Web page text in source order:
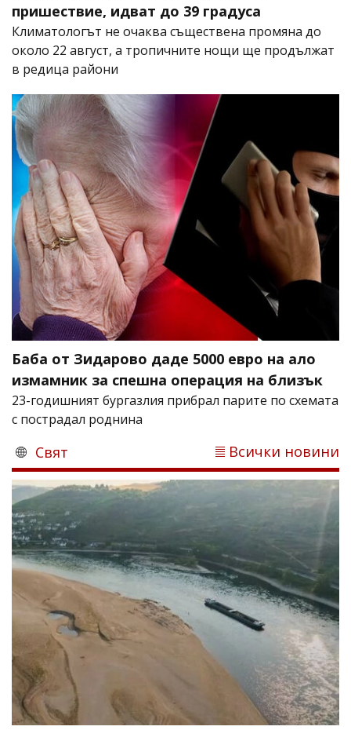
пришествие, идват до 39 градуса
Климатологът не очаква съществена промяна до
около 22 август, а тропичните нощи ще продължат
в редица райони
Баба от Зидарово даде 5000 евро на ало
измамник за спешна операция на близък
23-годишният бургазлия прибрал парите по схемата
с пострадал роднина
Свят Всички новини